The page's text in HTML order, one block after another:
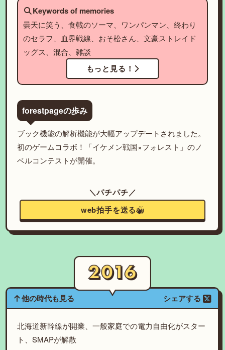
Keywords of memories
曇天に笑う、食戟のソーマ、ワンパンマン、終わり
のセラフ、血界戦線、おそ松さん、文豪ストレイド
ッグス、混合、雑談
もっと見る！
forestpageの歩み
ブック機能の解析機能が大幅アップデートされました。
初のゲームコラボ！「イケメン戦国×フォレスト」のノ
ベルコンテストが開催。
＼パチパチ／
web拍手を送る
他の時代も見る シェアする
北海道新幹線が開業、一般家庭での電力自由化がスター
ト、SMAPが解散